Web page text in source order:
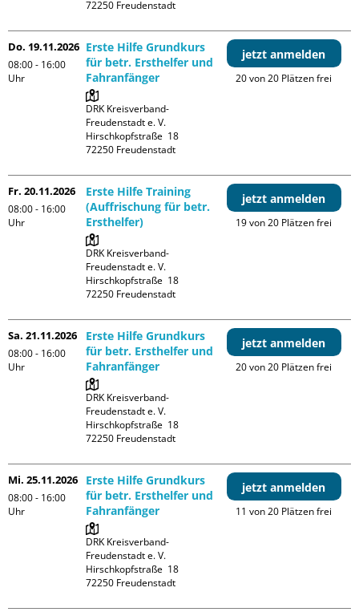
Do. 19.11.2026
08:00 - 16:00
Uhr
Erste Hilfe Grundkurs
für betr. Ersthelfer und
Fahranfänger
DRK Kreisverband-
Freudenstadt e. V.
Hirschkopfstraße  18
jetzt anmelden
20 von 20 Plätzen frei
Fr. 20.11.2026
08:00 - 16:00
Uhr
Erste Hilfe Training
(Auffrischung für betr.
Ersthelfer)
DRK Kreisverband-
Freudenstadt e. V.
Hirschkopfstraße  18
jetzt anmelden
19 von 20 Plätzen frei
Sa. 21.11.2026
08:00 - 16:00
Uhr
Erste Hilfe Grundkurs
für betr. Ersthelfer und
Fahranfänger
DRK Kreisverband-
Freudenstadt e. V.
Hirschkopfstraße  18
jetzt anmelden
20 von 20 Plätzen frei
Mi. 25.11.2026
08:00 - 16:00
Uhr
Erste Hilfe Grundkurs
für betr. Ersthelfer und
Fahranfänger
DRK Kreisverband-
Freudenstadt e. V.
Hirschkopfstraße  18
jetzt anmelden
11 von 20 Plätzen frei